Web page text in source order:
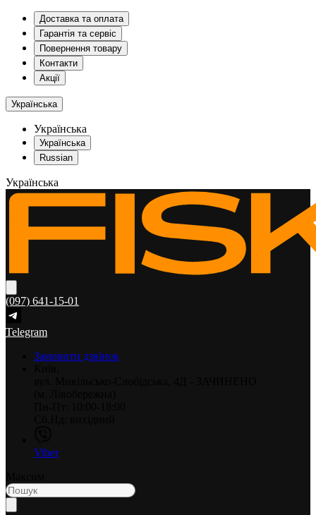
Доставка та оплата
Гарантія та сервіс
Повернення товару
Контакти
Акції
Українська
Українська
Українська
Russian
Українська
(097) 641-15-01
Telegram
Замовити дзвінок
Viber